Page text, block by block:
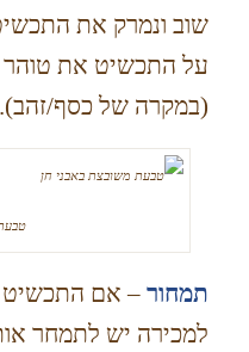
שוב ונמרק את
על התכשיט את טוהר
(במקרה של כסף/זהב).
תמחור – אם התכשיט
למכירה יש לתמחר